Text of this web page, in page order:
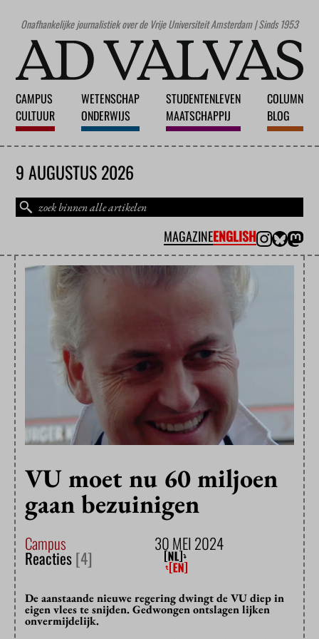
Onafhankelijke journalistiek over de Vrije Universiteit Amsterdam | Sinds 1953
CAMPUS
CULTUUR
WETENSCHAP
ONDERWIJS
STUDENTENLEVEN
MAATSCHAPPIJ
COLUMN
BLOG
9 AUGUSTUS 2026
MAGAZINEENGLISH
VU moet nu 60 miljoen
gaan bezuinigen
Campus 30 MEI 2024
Reacties[4]
De aanstaande nieuwe regering dwingt de VU diep in
eigen vlees te snijden. Gedwongen ontslagen lijken
onvermijdelijk.